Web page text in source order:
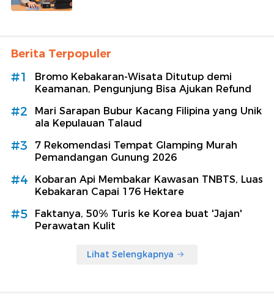
Berita Terpopuler
#1
Bromo Kebakaran-Wisata Ditutup demi
Keamanan, Pengunjung Bisa Ajukan Refund
#2
Mari Sarapan Bubur Kacang Filipina yang Unik
ala Kepulauan Talaud
#3
7 Rekomendasi Tempat Glamping Murah
Pemandangan Gunung 2026
#4
Kobaran Api Membakar Kawasan TNBTS, Luas
Kebakaran Capai 176 Hektare
#5
Faktanya, 50% Turis ke Korea buat 'Jajan'
Perawatan Kulit
Lihat Selengkapnya